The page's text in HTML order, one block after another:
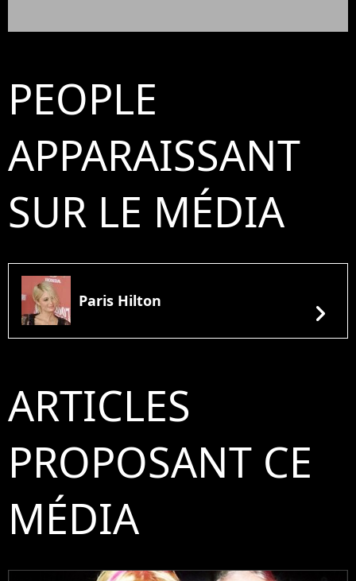
PEOPLE
APPARAISSANT
SUR LE MÉDIA
Paris Hilton chevron_right
ARTICLES
PROPOSANT CE
MÉDIA